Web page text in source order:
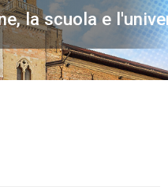
la scuola e